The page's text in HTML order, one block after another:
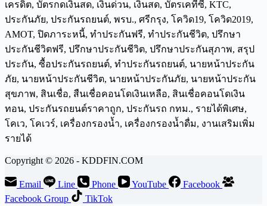
Copyright © 2026 - KDDFIN.COM
Email Line Phone YouTube
Facebook
Facebook Group
TikTok